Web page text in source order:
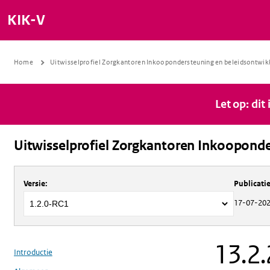
KIK-V
Home Uitwisselprofiel Zorgkantoren Inkoopondersteuning en
Let op: dit
Uitwisselprofiel Zorgkantoren
Over Uitwisselprofiel Zorgkantoren
Versie:
17-07-
Introductie